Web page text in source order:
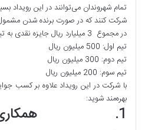
تمام شهروندان می‌توانند در این رویداد
شرکت کنند که در صورت برنده‌ شدن
در مجموع 3 میلیارد ریال جایزه نقدی به تیم های مختلف
تیم اول: 500 میلیون ریال
تیم دوم: 300 میلیون ریال
تیم سوم: 200 میلیون ریال
با شرکت در این رویداد علاوه بر کسب
بهره‌مند شوید:
1. همکاری با شهرداری